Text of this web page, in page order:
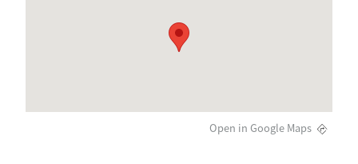
Open in Google Maps